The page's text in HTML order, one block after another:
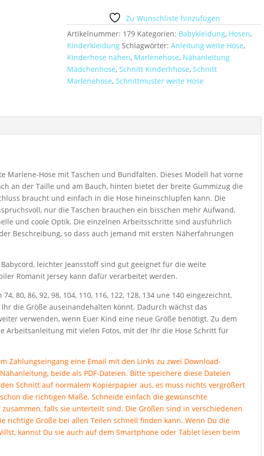
Taschen
Gr.74-
140
Menge
Zu Wunschliste hinzufügen
Artikelnummer: 179 Kategorien: Babykleidung, Hosen,
Kinderkleidung Schlagwörter:Anleitung weite Hose,
Kinderhose nähen, Marlenehose, Nähanleitung
Mädchenhose,Schnitt Kinderhhose,Schnitt
Marlenehose,Schnittmuster weite Hose
Marlene-Hose mit Taschen und Bundfalten. Dieses Modell hat vorne
an der Taille und am Bauch, hinten bietet der breite Gummizug die
braucht und einfach in die Hose hineinschlupfen kann. Die
nur die Taschen brauchen ein bisschen mehr Aufwand,
und coole Optik. Die einzelnen Arbeitsschritte sind ausführlich
Beschreibung, so dass auch jemand mit ersten Näherfahrungen
leichter Jeansstoff sind gut geeignet für die weite
Romanit Jersey kann dafür verarbeitet werden.
80, 86, 92, 98, 104, 110, 116, 122, 128, 134 une 140 eingezeichnt,
die Größe auseinandehalten könnt. Dadurch wächst das
verwenden, wenn Euer Kind eine neue Größe benötigt. Zu dem
Arbeitsanleitung mit vielen Fotos, mit der Ihr die Hose Schritt für
Zahlungseingang eine Email mit den Links zu zwei Download-
beide als PDF-Dateien. Bitte speichere diese Dateien
Schnitt auf normalem Kopierpapier aus, es muss nichts vergrößert
die richtigen Maße. Schneide einfach die gewünschte
falls sie unterteilt sind. Die Größen sind in verschiedenen
richtige Größe bei allen Teilen schnell finden kann. Wenn Du die
kannst Du sie auch auf dem Smartphone oder Tablet lesen beim